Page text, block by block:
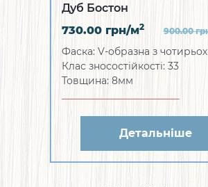
Дуб Бостон
730.00 грн/м2 900.00
Фаска: V-образна з чотирьох
Клас зносостійкості: 33
Товщина: 8мм
Детальніше